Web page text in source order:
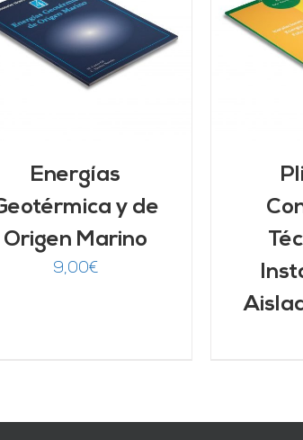
Energías
y de
Origen Marino
9,00€
AÑADIR AL CARRITO
DETALLES